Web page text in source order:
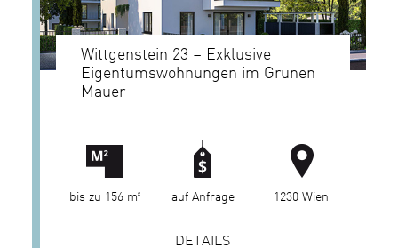
Wittgenstein 23 – Exklusive
Eigentumswohnungen im Grünen
Mauer
bis zu 156 m² auf Anfrage 1230 Wien
DETAILS